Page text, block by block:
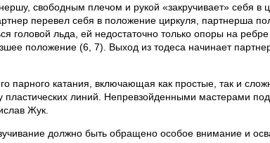
свободным плечом и рукой «закручивает» себя в
перевел себя в положение циркуля, партнерша
головой льда, ей недостаточно только опоры на
положение (6, 7). Выход из тодеса начинает
парного катания, включающая как простые, так и
пластических линий. Непревзойденными мастерами
Жук.
должно быть обращено особое внимание и